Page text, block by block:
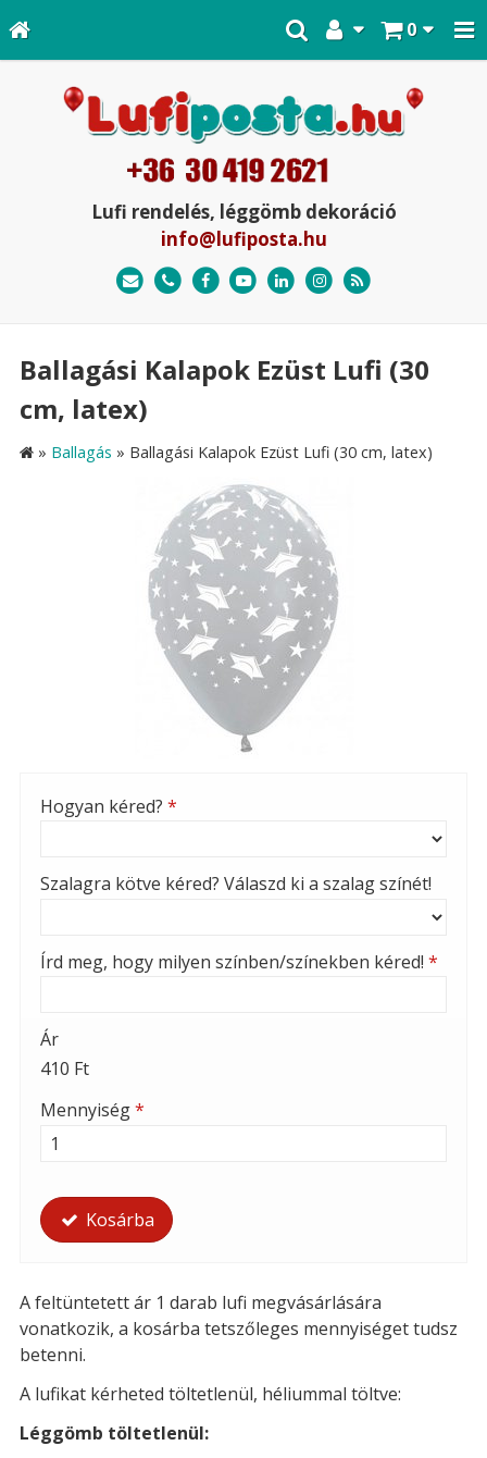
0
Lufi rendelés, léggömb dekoráció
info@lufiposta.hu
Ballagási Kalapok Ezüst Lufi (30
cm, latex)
» Ballagás » Ballagási Kalapok Ezüst Lufi (30 cm, latex)
Hogyan kéred? *
Szalagra kötve kéred? Válaszd ki a szalag színét!
Írd meg, hogy milyen színben/színekben kéred! *
Ár
410 Ft
Mennyiség*
Kosárba
A feltüntetett ár 1 darab lufi megvásárlására
vonatkozik, a kosárba tetszőleges mennyiséget tudsz
betenni.
A lufikat kérheted töltetlenül, héliummal töltve:
Léggömb töltetlenül: